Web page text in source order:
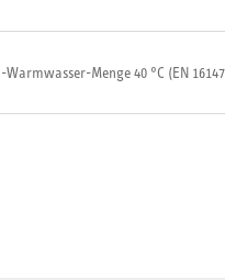
Menge 40 °C (EN